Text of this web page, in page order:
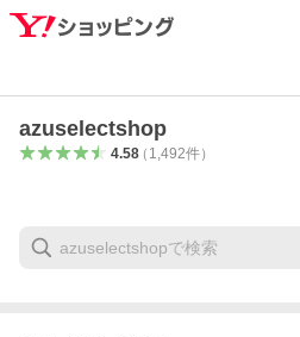
azuselectshop
4.58（ 1,492件）